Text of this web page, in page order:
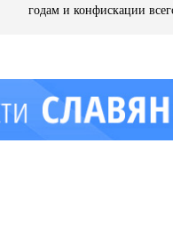
годам и конфискации